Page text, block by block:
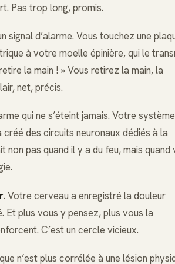
Pas trop long, promis.
signal d’alarme. Vous touchez une
à votre moelle épinière, qui le
la main ! » Vous retirez la main, la
net, précis.
qui ne s’éteint jamais. Votre système
des circuits neuronaux dédiés à la
pas quand il y a du feu, mais quand
. Votre cerveau a enregistré la douleur
Et plus vous y pensez, plus vous la
C’est un cercle vicieux.
n’est plus corrélée à une lésion